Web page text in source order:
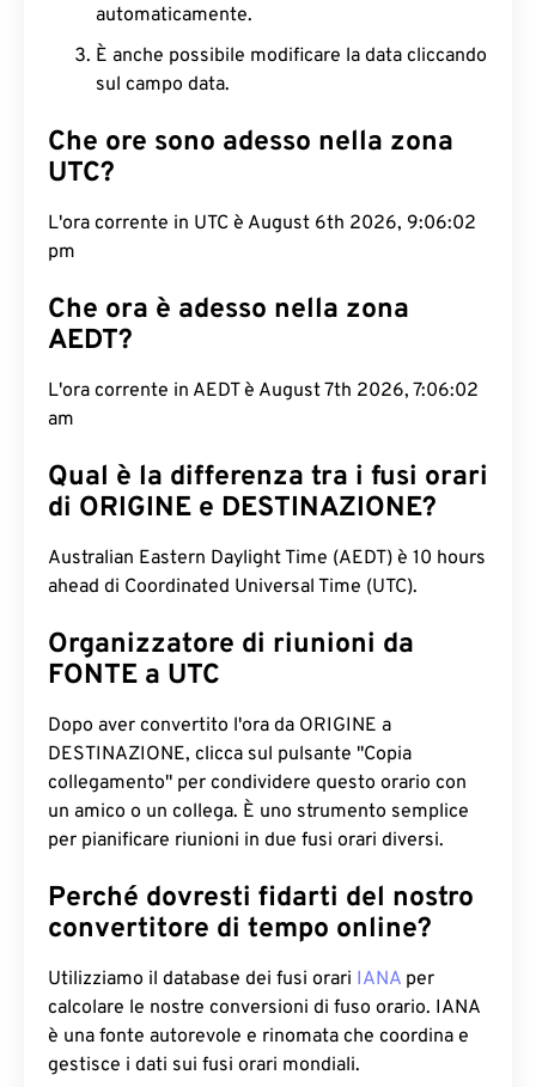
automaticamente.
È anche possibile modificare la data cliccando
sul campo data.
Che ore sono adesso nella zona
UTC?
L'ora corrente in UTC è August 6th 2026, 9:06:03
pm
Che ora è adesso nella zona
AEDT?
L'ora corrente in AEDT è August 7th 2026, 7:06:03
am
Qual è la differenza tra i fusi orari
di ORIGINE e DESTINAZIONE?
Australian Eastern Daylight Time (AEDT) è 10 hours
ahead di Coordinated Universal Time (UTC).
Organizzatore di riunioni da
FONTE a UTC
Dopo aver convertito l'ora da ORIGINE a
DESTINAZIONE, clicca sul pulsante "Copia
collegamento" per condividere questo orario con
un amico o un collega. È uno strumento semplice
per pianificare riunioni in due fusi orari diversi.
Perché dovresti fidarti del nostro
convertitore di tempo online?
Utilizziamo il database dei fusi orari IANA per
calcolare le nostre conversioni di fuso orario. IANA
è una fonte autorevole e rinomata che coordina e
gestisce i dati sui fusi orari mondiali.